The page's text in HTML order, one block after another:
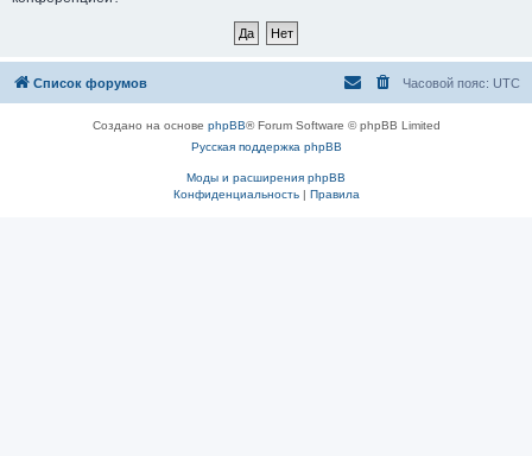
Список форумов Часовой пояс: UTC
Создано на основе phpBB® Forum Software © phpBB Limited
Русская поддержка phpBB
Моды и расширения phpBB
Конфиденциальность| Правила